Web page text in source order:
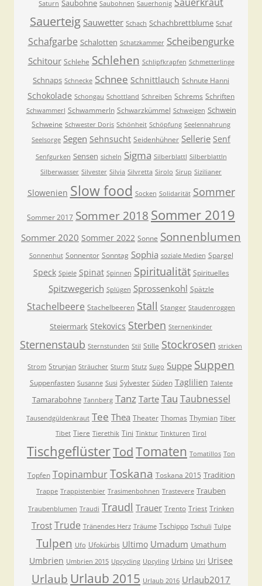
Saturn Saubohne Saubohnen Sauerhonig Sauerkraut
Sauerteig Sauwetter Schach Schachbrettblume Schaf
Schafgarbe Schalotten Schatzkammer Scheibengurke
Schitour Schlehe Schlehen Schlipfkrapfen Schmetterlinge
Schnaps Schnecke Schnee Schnittlauch Schnute Hanni
Schokolade Schongau Schottland Schreiben Schrems Schriften
Schwammerl Schwammerln Schwarzkümmel Schweigen Schwein
Schweine Schwester Doris Schönheit Schöpfung Seelennahrung
Seelsorge Segen Sehnsucht Seidenhühner Sellerie Senf
Senfgurken Sensen sicheln Sigma Silberblattl Silberblattln
Silberwasser Silvester Silvia Silvretta Sirolo Sirup Sizilianer
Slowenien Slow food Socken Solidarität Sommer
Sommer 2017 Sommer 2018 Sommer 2019
Sommer 2020 Sommer 2022 Sonne Sonnenblumen
Sonnenhut Sonnentor Sonntag Sophia soziale Medien Spargel
Speck Spiele Spinat Spinnen Spiritualität Spirituelles
Spitzwegerich Splügen Sprossenkohl Spätzle
Stachelbeere Stachelbeeren Stall Stanger Staudenroggen
Steiermark Stekovics Sterben Sternenkinder
Sternenstaub Sternstunden Stil Stille Stockrosen stricken
Strom Strunjan Sträucher Sturm Stutz Sugo Suppe Suppen
Suppenfasten Susanne Susi Sylvester Süden Taglilien Talente
Tamarabohne Tannberg Tanz Tarte Tau Taubnessel
Tausendgüldenkraut Tee Thea Theater Thomas Thymian Tiber
Tibet Tiere Tierethik Tini Tinktur Tinkturen Tirol
TischgeflüsterTodTomaten Tomatillos Ton
Topfen Topinambur Toskana Toskana 2015 Tradition
Trappe Trappistenbier Trasimenbohnen Trastevere Trauben
Traubenblumen Traudi Traudl Trauer Trento Triest Trinken
Trost Trude Tränendes Herz Träume Tschippo Tschuli Tulpe
Tulpen Ufo Ufokürbis Ultimo Umadum Umathum
Umbrien Umbrien 2015 Upcycling Upcyling Urbino Uri Urisee
Urlaub Urlaub 2015 Urlaub 2016 Urlaub2017